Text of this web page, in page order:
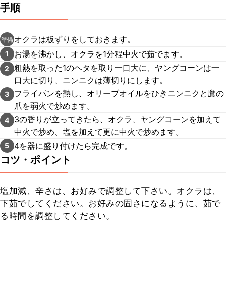
手順
準備 オクラは板ずりをしておきます。
1 お湯を沸かし、オクラを1分程中火で茹でます。
2
粗熱を取った1のヘタを取り一口大に、ヤングコーンは一
口大に切り、ニンニクは薄切りにします。
3
フライパンを熱し、オリーブオイルをひきニンニクと鷹の
爪を弱火で炒めます。
4
3の香りが立ってきたら、オクラ、ヤングコーンを加えて
中火で炒め、塩を加えて更に中火で炒めます。
5 4を器に盛り付けたら完成です。
コツ・ポイント
塩加減、辛さは、お好みで調整して下さい。オクラは、
下茹でしてください。お好みの固さになるように、茹で
る時間を調整してください。